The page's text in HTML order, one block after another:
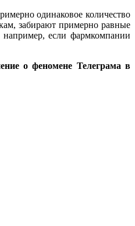
одинаковое количество
забирают примерно равные
например, если фармкомпании
о феномене Телеграма в